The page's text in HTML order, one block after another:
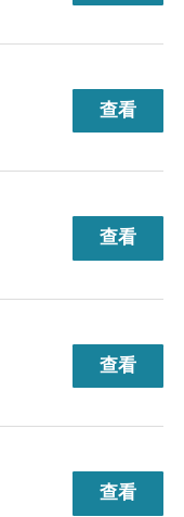
查看
查看
查看
查看